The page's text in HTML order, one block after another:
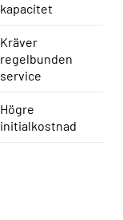
kapacitet
Kräver
regelbunden
service
Högre
initialkostnad